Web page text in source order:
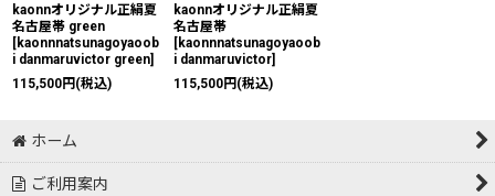
kaonnオリジナル正絹夏
名古屋帯 green
[kaonnnatsunagoyaoob
i danmaruvictor green]
115,500円 (税込)
kaonnオリジナル正絹夏
名古屋帯
[kaonnnatsunagoyaoob
i danmaruvictor]
115,500円 (税込)
ホーム
ご利用案内